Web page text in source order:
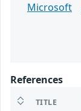
Microsoft
References
TITLE